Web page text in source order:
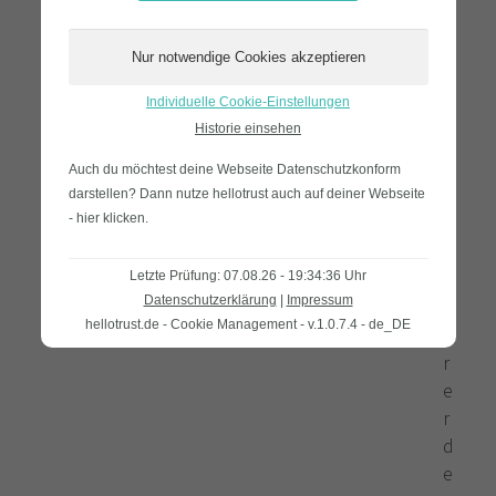
r
e
r
d
e
Individuelle Cookie-Einstellungen
Historie einsehen
Auch du möchtest deine Webseite Datenschutzkonform
darstellen? Dann nutze hellotrust auch auf deiner Webseite
- hier klicken
Letzte Prüfung: 07.08.26 - 19:34:36 Uhr
Datenschutzerklärung | Impressum
hellotrust.de - Cookie Management - v.1.0.7.4 - de_DE